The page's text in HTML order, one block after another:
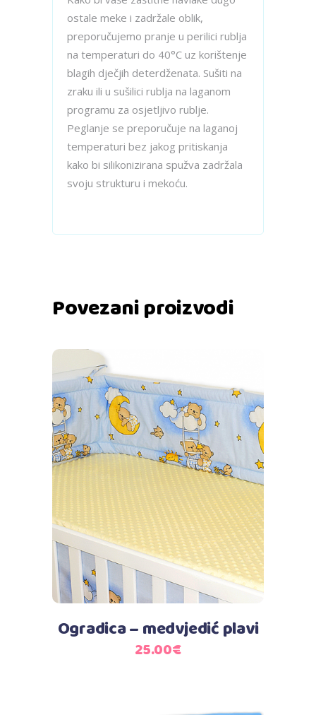
ostale meke i zadržale oblik,
preporučujemo pranje u perilici rublja
na temperaturi do 40°C uz korištenje
blagih dječjih deterdženata. Sušiti na
zraku ili u sušilici rublja na laganom
programu za osjetljivo rublje.
Peglanje se preporučuje na laganoj
temperaturi bez jakog pritiskanja
kako bi silikonizirana spužva zadržala
svoju strukturu i mekoću.
Povezani proizvodi
Dodaj u košaricu
Ogradica – medvjedić plavi
25.00€